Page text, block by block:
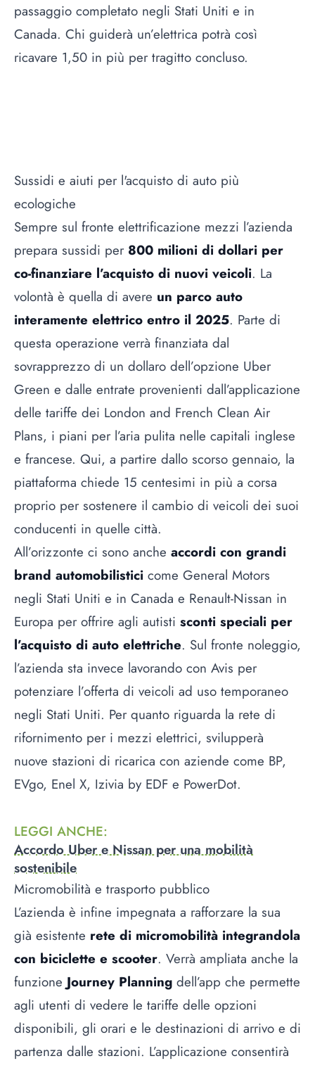
passaggio completato negli Stati Uniti e in
Canada. Chi guiderà un’elettrica potrà così
ricavare 1,50 in più per tragitto concluso.
Sussidi e aiuti per l'acquisto di auto più
ecologiche
Sempre sul fronte elettrificazione mezzi l’azienda
prepara sussidi per 800 milioni di dollari per
co-finanziare l’acquisto di nuovi veicoli. La
volontà è quella di avere un parco auto
interamente elettrico entro il 2025. Parte di
questa operazione verrà finanziata dal
sovrapprezzo di un dollaro dell’opzione Uber
Green e dalle entrate provenienti dall’applicazione
delle tariffe dei London and French Clean Air
Plans, i piani per l’aria pulita nelle capitali inglese
e francese. Qui, a partire dallo scorso gennaio, la
piattaforma chiede 15 centesimi in più a corsa
proprio per sostenere il cambio di veicoli dei suoi
conducenti in quelle città.
All’orizzonte ci sono anche accordi con grandi
brand automobilistici come General Motors
negli Stati Uniti e in Canada e Renault-Nissan in
Europa per offrire agli autisti sconti speciali per
l’acquisto di auto elettriche. Sul fronte noleggio,
l’azienda sta invece lavorando con Avis per
potenziare l’offerta di veicoli ad uso temporaneo
negli Stati Uniti. Per quanto riguarda la rete di
rifornimento per i mezzi elettrici, svilupperà
nuove stazioni di ricarica con aziende come BP,
EVgo, Enel X, Izivia by EDF e PowerDot.
LEGGI ANCHE:
Accordo Uber e Nissan per una mobilità
sostenibile
Micromobilità e trasporto pubblico
L’azienda è infine impegnata a rafforzare la sua
già esistente rete di micromobilità integrandola
con biciclette e scooter. Verrà ampliata anche la
funzione Journey Planning dell’app che permette
agli utenti di vedere le tariffe delle opzioni
disponibili, gli orari e le destinazioni di arrivo e di
partenza dalle stazioni. L’applicazione consentirà